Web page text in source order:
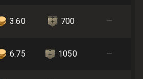
3.60 700 —
6.75 1050 —